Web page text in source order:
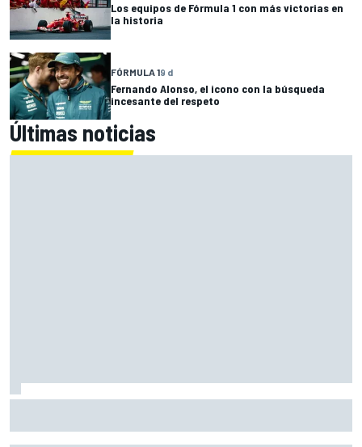
Los equipos de Fórmula 1 con más victorias en
la historia
FÓRMULA 19 d
Fernando Alonso, el icono con la búsqueda
incesante del respeto
Últimas noticias